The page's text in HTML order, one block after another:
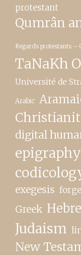
protestant
Qumrân
Regards protestants –
TaNaKh
Université de
Arabic
digital
exegesis
Greek
Judaism
New